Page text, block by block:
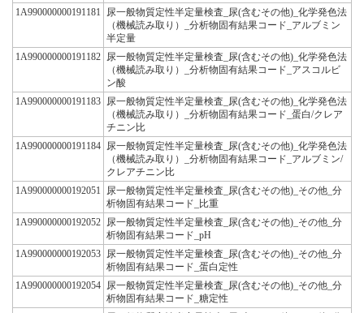
1A990000000191181
尿一般物質定性半定量検査_尿(含むその他)_化学発色法
（機械読み取り）_分析物固有結果コード_アルブミン
半定量
1A990000000191182
尿一般物質定性半定量検査_尿(含むその他)_化学発色法
（機械読み取り）_分析物固有結果コード_アスコルビ
ン酸
1A990000000191183
尿一般物質定性半定量検査_尿(含むその他)_化学発色法
（機械読み取り）_分析物固有結果コード_蛋白/クレア
チニン比
1A990000000191184
尿一般物質定性半定量検査_尿(含むその他)_化学発色法
（機械読み取り）_分析物固有結果コード_アルブミン/
クレアチニン比
1A990000000192051
尿一般物質定性半定量検査_尿(含むその他)_その他_分
析物固有結果コード_比重
1A990000000192052
尿一般物質定性半定量検査_尿(含むその他)_その他_分
析物固有結果コード_pH
1A990000000192053
尿一般物質定性半定量検査_尿(含むその他)_その他_分
析物固有結果コード_蛋白定性
1A990000000192054
尿一般物質定性半定量検査_尿(含むその他)_その他_分
析物固有結果コード_糖定性